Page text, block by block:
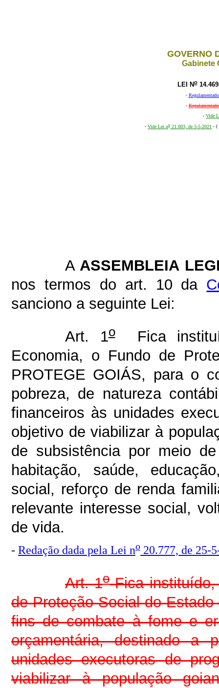
GOVERNO
Gabinete
LEI No
-
-
- Vide
- Vide Lei no 21.003, de 5-5-2021 - (
A ASSEMBLEIA
nos termos do art. 10 da
sanciono a seguinte Lei:
Art. 1oFica
Economia, o Fundo de
PROTEGE GOIÁS, para o
pobreza, de natureza
financeiros às unidades
objetivo de viabilizar à
de subsistência por meio
habitação, saúde,
social, reforço de renda
relevante interesse social,
de vida.
- Redação dada pela Lei no 20.777, de 25-
Art. 1oFica instituído,
de Proteção Social do
fins de combate à fome e
orçamentária, destinado a
unidades executoras de
viabilizar à população